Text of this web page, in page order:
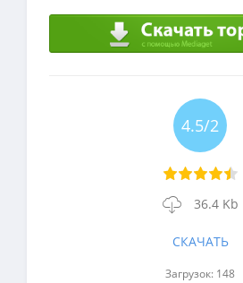
4.5/2
36.4 Kb
СКАЧАТЬ
Загрузок: 148